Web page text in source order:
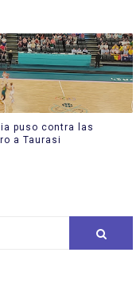
puso contra las
a Taurasi